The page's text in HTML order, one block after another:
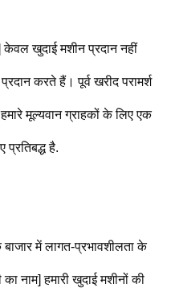
खुदाई मशीन प्रदान नहीं
करते हैं। पूर्व खरीद परामर्श
मूल्यवान ग्राहकों के लिए एक
है.
में लागत-प्रभावशीलता के
नाम] हमारी खुदाई मशीनों की